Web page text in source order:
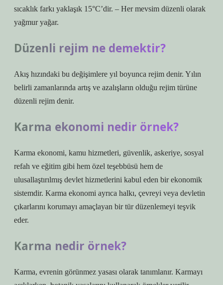
sıcaklık farkı yaklaşık 15°C’dir. – Her mevsim düzenli olarak
yağmur yağar.
Düzenli rejim ne demektir?
Akış hızındaki bu değişimlere yıl boyunca rejim denir. Yılın
belirli zamanlarında artış ve azalışların olduğu rejim türüne
düzenli rejim denir.
Karma ekonomi nedir örnek?
Karma ekonomi, kamu hizmetleri, güvenlik, askeriye, sosyal
refah ve eğitim gibi hem özel teşebbüsü hem de
ulusallaştırılmış devlet hizmetlerini kabul eden bir ekonomik
sistemdir. Karma ekonomi ayrıca halkı, çevreyi veya devletin
çıkarlarını korumayı amaçlayan bir tür düzenlemeyi teşvik
eder.
Karma nedir örnek?
Karma, evrenin görünmez yasası olarak tanımlanır. Karmayı